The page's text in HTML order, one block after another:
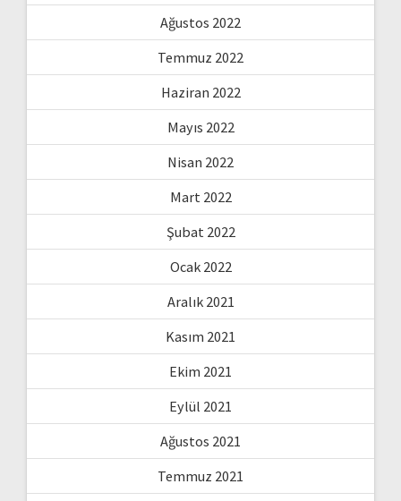
Ağustos 2022
Temmuz 2022
Haziran 2022
Mayıs 2022
Nisan 2022
Mart 2022
Şubat 2022
Ocak 2022
Aralık 2021
Kasım 2021
Ekim 2021
Eylül 2021
Ağustos 2021
Temmuz 2021